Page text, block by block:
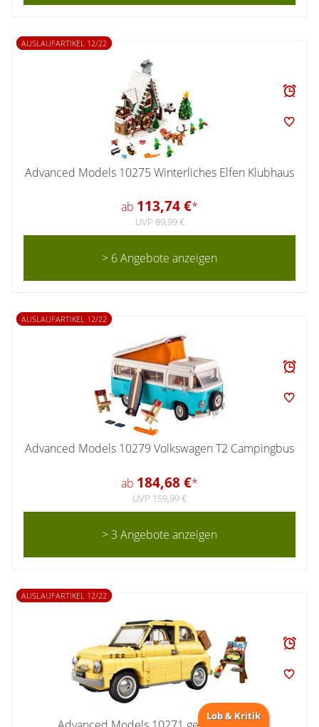
AUSLAUFARTIKEL 12/22
Advanced Models 10275 Winterliches Elfen Klubhaus
ab 113,74 €*
UVP 89,99 €
> 6 Angebote anzeigen
AUSLAUFARTIKEL 12/22
Advanced Models 10279 Volkswagen T2 Campingbus
ab 184,68 €*
UVP 159,99 €
> 3 Angebote anzeigen
AUSLAUFARTIKEL 12/22
Lob & Kritik